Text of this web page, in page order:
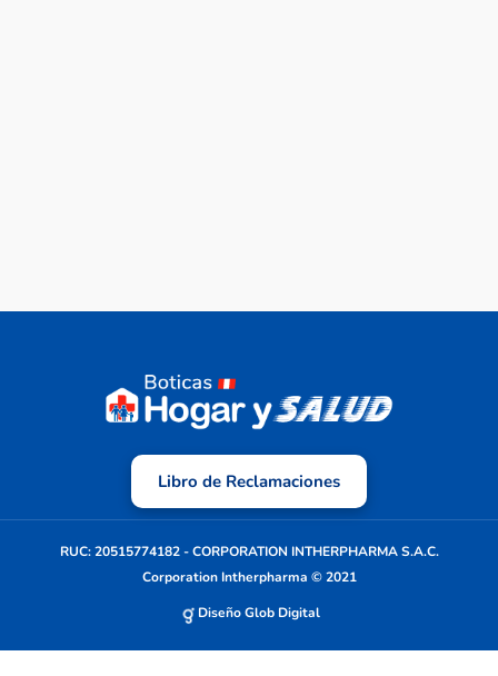
Libro de Reclamaciones
RUC: 20515774182 - CORPORATION INTHERPHARMA S.A.C.
Corporation Intherpharma © 2021
Diseño Glob Digital